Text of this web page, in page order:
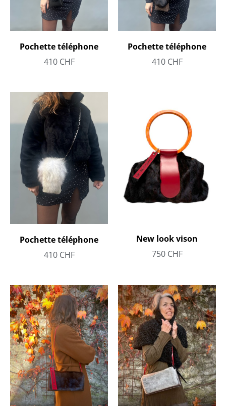
Pochette téléphone
410 CHF
Pochette téléphone
410 CHF
Pochette téléphone
410 CHF
New look vison
750 CHF